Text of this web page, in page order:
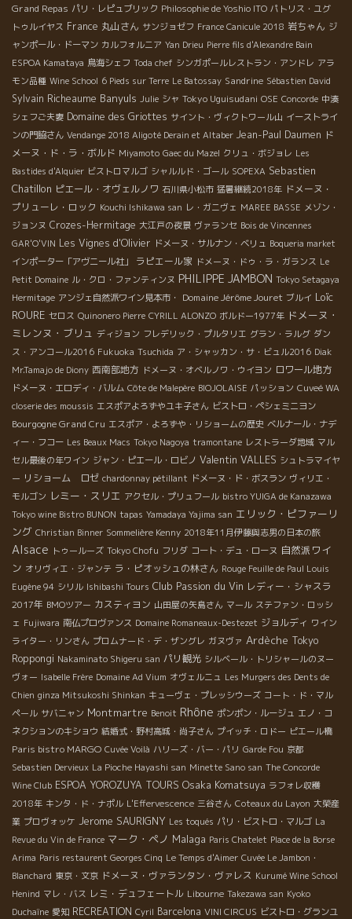
Grand Repas パリ・レピュブリック Philosophie de Yoshio ITO パトリス・ユグ
トゥルイヤス France 丸山さん サンジョゼフ France Canicule 2018 岩ちゃん ジ
ャンポール・ドーマン カルフォルニア Yan Drieu Pierre fils d'Alexandre Bain
ESPOA Kamataya 鳥海シェフ Toda chef シンガポールレストラン・アンドレ アラ
モン品種 Wine School 6 Pieds sur Terre Le Batossay Sandrine Sébastien David
Sylvain Richeaume Banyuls Julie シャ Tokyo Uguisudani OSE Concorde 中湊
シェフご夫妻 Domaine des Griottes サイント・ヴィクトワール山 イーストライ
ンの門脇さん Vendange 2018 Aligoté Derain et Altaber Jean-Paul Daumen ド
メーヌ・ド・ラ・ボルド Miyamoto Gaec du Mazel クリュ・ボジョレ Les
Bastides d'Alquier ビストロマルゴ シャルルド・ゴール SOPEXA Sebastien
Chatillon ピエール・オヴェルノワ 石川県小松市 猛暑継続2018年 ドメーヌ・
プリューレ・ロック Kouchi Ishikawa san レ・ガニヴェ MAREE BASSE メゾン・
ジョンヌ Crozes-Hermitage 大江戸の夜景 ヴァランセ Bois de Vincennes
GAR'O'VIN Les Vignes d'Olivier ドメーヌ・サルナン・ベリュ Boqueria market
インポーター「アヴニール社」
ラピエール家 ドメーヌ・ドゥ・ラ・ガランス Le
Petit Domaine ル・クロ・ファンティンヌ PHILIPPE JAMBON Tokyo Setagaya
Hermitage アンジェ自然派ワイン見本市・ Domaine Jérôme Jouret ブルイ Loïc
ROURE セロス Quinonero Pierre CYRILL ALONZO ボルドー1977年 ドメーヌ・
ミレンヌ・ブリュ ディジョン フレデリック・プルタリエ グラン・ラルグ ダン
ス・アンコール2016 Fukuoka Tsuchida ア・シャッカン・サ・ビュル2016 Diak
Mr.Tamajo de Diony 西南部地方 ドメーヌ・オベルノワ・ウイヨン ロワール地方
ドメーヌ・エロディ・バルム Côte de Malepère BIOJOLAISE パッション Cuveé WA
closerie des moussis エスポアよろずやユキ子さん ビストロ・ペシェミニヨン
Bourgogne Grand Cru エスポア・よろずや・リショームの歴史 ベルナール・ナデ
ィー・フコー Les Beaux Macs Tokyo Nagoya tramontane レストラーダ地域 マル
セル最後の年ワイン ジャン・ピエール・ロビノ Valentin VALLES シュトラマイヤ
ー リショーム ロゼ chardonnay pétillant ドメーヌ・ド・ボスラン ヴィリエ・
モルゴン レミー・スリエ アクセル・プリュフール bistro YUIGA de Kanazawa
Tokyo wine Bistro BUNON tapas Yamadaya Yajima san エリック・ピファーリ
ング Christian Binner Sommelière Kenny 2018年11月伊藤與志男の日本の旅
Alsace トゥールーズ Tokyo Chofu フリダ コート・デュ・ローヌ 自然派ワイ
ン オリヴィエ・ジャンテ ラ・ピオッシュの林さん Rouge Feuille de Paul Louis
Eugène 94 シリル Ishibashi Tours Club Passion du Vin レディー・シャスラ
2017年 BMOツアー カスティヨン 山田屋の矢島さん マール ステファン・ロッシ
ェ Fujiwara 南仏プロヴァンス Domaine Romaneaux-Destezet ジョルディ ワイン
ライター・リンさん プロムナード・デ・ザングレ ガヌヴァ Ardèche Tokyo
Roppongi Nakaminato Shigeru san パリ観光 シルベール・トリシャールのヌー
ヴォー Isabelle Frère Domaine Ad Vium オヴェルニュ Les Murgers des Dents de
Chien ginza Mitsukoshi Shinkan キューヴェ・プレッシウーズ コート・ド・マル
ペール サバニャン Montmartre Benoit Rhône ポンポン・ルージュ エノ・コ
ネクションのキショウ 結婚式・野村高城・尚子さん プイッチ・ロドー ピエール橋
Paris bistro MARGO Cuvée Voilà ハリーズ・バー・パリ Garde Fou 京都
Sebastien Dervieux La Pioche Hayashi san Minette Sano san The Concorde
Wine Club ESPOA YOROZUYA TOURS Osaka Komatsuya ラフォレ収穫
2018年 キンタ・ド・ナポル L'Effervescence 三谷さん Coteaux du Layon 大榮産
業 プロヴォッケ Jerome SAURIGNY Les toqués パリ・ビストロ・マルゴ La
Revue du Vin de France マーク・ペノ Malaga Paris Chatelet Place de la Borse
Arima Paris restaurent Georges Cinq Le Temps d'Aimer Cuvée Le Jambon・
Blanchard 東京・文京 ドメーヌ・ヴァランタン・ヴァレス Kurumé Wine School
Henind マレ・バス レミ・デュフェートル Libourne Takezawa san Kyoko
Duchaîne 愛知 RECREATION Cyril Barcelona VINI CIRCUS ビストロ・グランユ